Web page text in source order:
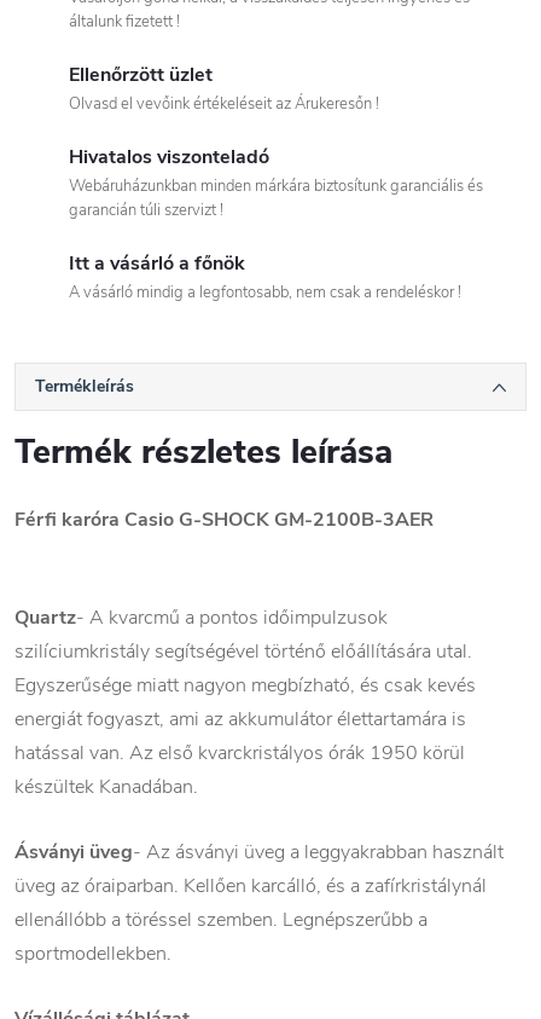
általunk fizetett !
Ellenőrzött üzlet
Olvasd el vevőink értékeléseit az Árukeresőn !
Hivatalos viszonteladó
Webáruházunkban minden márkára biztosítunk garanciális és
garancián túli szervizt !
Itt a vásárló a főnök
A vásárló mindig a legfontosabb, nem csak a rendeléskor !
Termékleírás
Termék részletes leírása
Férfi karóra Casio G-SHOCK GM-2100B-3AER
Quartz- A kvarcmű a pontos időimpulzusok
szilíciumkristály segítségével történő előállítására utal.
Egyszerűsége miatt nagyon megbízható, és csak kevés
energiát fogyaszt, ami az akkumulátor élettartamára is
hatással van. Az első kvarckristályos órák 1950 körül
készültek Kanadában.
Ásványi üveg- Az ásványi üveg a leggyakrabban használt
üveg az óraiparban. Kellően karcálló, és a zafírkristálynál
ellenállóbb a töréssel szemben. Legnépszerűbb a
sportmodellekben.